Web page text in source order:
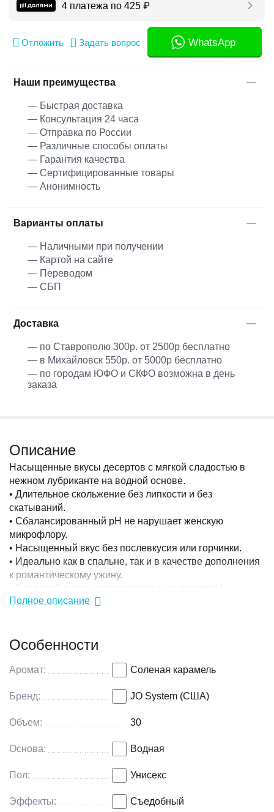
4 платежа по 425 ₽
Отложить Задать вопрос WhatsApp
Наши преимущества
— Быстрая доставка
— Консультация 24 часа
— Отправка по России
— Различные способы оплаты
— Гарантия качества
— Сертифицированные товары
— Анонимность
Варианты оплаты
— Наличными при получении
— Картой на сайте
— Переводом
— СБП
Доставка
— по Ставрополю 300р. от 2500р бесплатно
— в Михайловск 550р. от 5000р бесплатно
— по городам ЮФО и СКФО возможна в день
заказа
Описание
Насыщенные вкусы десертов с мягкой сладостью в
нежном лубриканте на водной основе.
• Длительное скольжение без липкости и без
скатываний.
• Сбалансированный pH не нарушает женскую
микрофлору.
• Насыщенный вкус без послевкусия или горчинки.
• Идеально как в спальне, так и в качестве дополнения
к романтическому ужину.
• 0 калорий в самых восхитительных десертах!
Солёная карамель: Десерт, сочетающий в себе
раздразнить все ваши вкусовые рецепторы.
Производитель: System JO Products, США.
Полное описание
Особенности
Аромат: Соленая карамель
Бренд: JO System (США)
Объем: 30
Основа: Водная
Пол: Унисекс
Эффекты: Съедобный